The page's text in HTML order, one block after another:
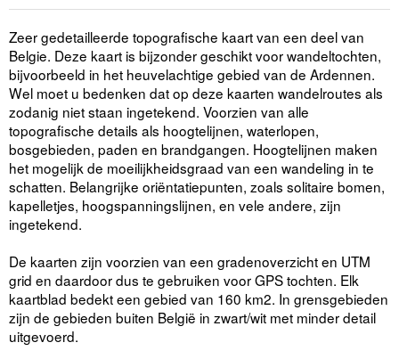
Zeer gedetailleerde topografische kaart van een deel van
Belgie. Deze kaart is bijzonder geschikt voor wandeltochten,
bijvoorbeeld in het heuvelachtige gebied van de Ardennen.
Wel moet u bedenken dat op deze kaarten wandelroutes als
zodanig niet staan ingetekend. Voorzien van alle
topografische details als hoogtelijnen, waterlopen,
bosgebieden, paden en brandgangen. Hoogtelijnen maken
het mogelijk de moeilijkheidsgraad van een wandeling in te
schatten. Belangrijke oriëntatiepunten, zoals solitaire bomen,
kapelletjes, hoogspanningslijnen, en vele andere, zijn
ingetekend.
De kaarten zijn voorzien van een gradenoverzicht en UTM
grid en daardoor dus te gebruiken voor GPS tochten. Elk
kaartblad bedekt een gebied van 160 km2. In grensgebieden
zijn de gebieden buiten België in zwart/wit met minder detail
uitgevoerd.